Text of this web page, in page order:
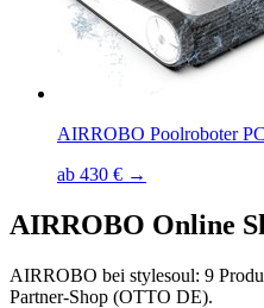
AIRROBO Poolroboter
ab 430 € →
AIRROBO Online
AIRROBO bei stylesoul: 9
Partner-Shop (OTTO DE).